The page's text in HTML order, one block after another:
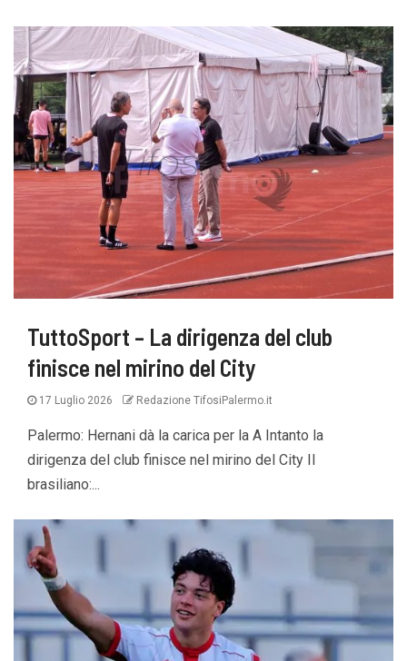
TuttoSport – La dirigenza del club
finisce nel mirino del City
17 Luglio 2026 Redazione TifosiPalermo.it
Palermo: Hernani dà la carica per la A Intanto la
dirigenza del club finisce nel mirino del City Il
brasiliano:...